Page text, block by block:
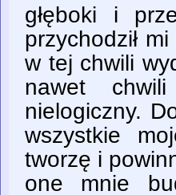
głęboki i
przychodził
w tej chwili
nawet
nielogiczny.
wszystkie
tworzę i
one mnie